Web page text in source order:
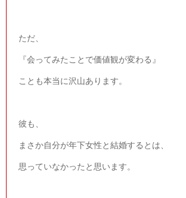
ただ、
『会ってみたことで価値観が変わる』
ことも本当に沢山あります。
彼も、
まさか自分が年下女性と結婚するとは、
思っていなかったと思います。